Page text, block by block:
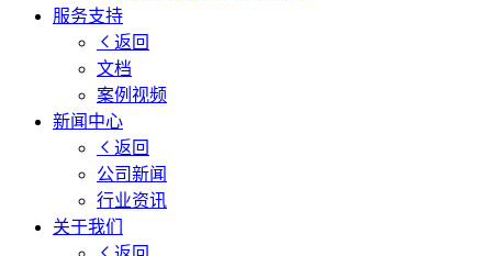
服务支持
返回
文档
案例视频
新闻中心
返回
公司新闻
行业资讯
关于我们